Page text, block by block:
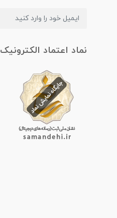
نماد اعتماد الکترونیک